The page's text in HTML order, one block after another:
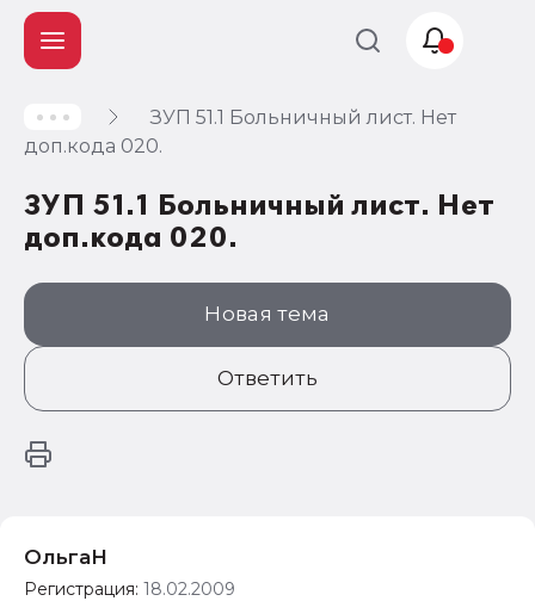
ЗУП 51.1 Больничный лист. Нет
доп.кода 020.
ЗУП 51.1 Больничный лист. Нет
доп.кода 020.
Новая тема
Ответить
ОльгаН
Регистрация: 18.02.2009
Учет и
налогообложение
Автоматизация